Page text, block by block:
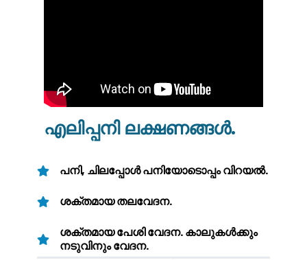
എലിപ്പനി ലക്ഷണങ്ങൾ.
പനി, ചിലപ്പോൾ പനിയോടൊപ്പം വിറയൽ.
ശക്തമായ തലവേദന.
ശക്തമായ പേശി വേദന. കാലുകൾക്കും
നടുവിനും വേദന.